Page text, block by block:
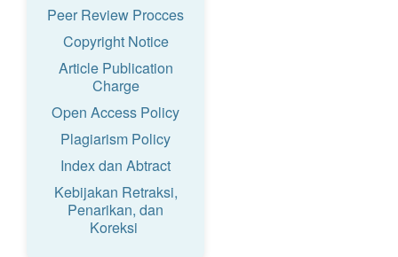
Peer Review Procces
Copyright Notice
Article Publication
Charge
Open Access Policy
Plagiarism Policy
Index dan Abtract
Kebijakan Retraksi,
Penarikan, dan
Koreksi